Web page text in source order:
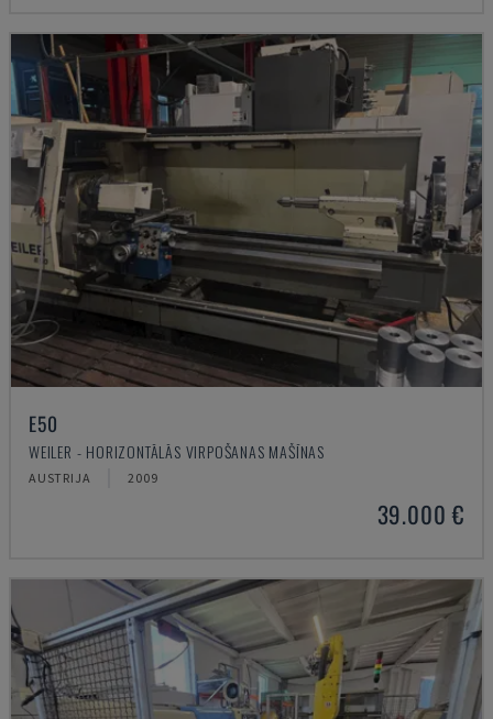
E50
WEILER - HORIZONTĀLĀS VIRPOŠANAS MAŠĪNAS
AUSTRIJA 2009
39.000 €